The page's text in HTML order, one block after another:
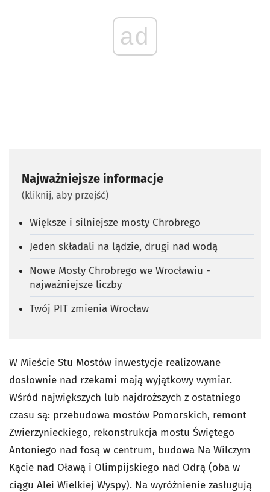
ad
Najważniejsze informacje
(kliknij, aby przejść)
Większe i silniejsze mosty Chrobrego
Jeden składali na lądzie, drugi nad wodą
Nowe Mosty Chrobrego we Wrocławiu -
najważniejsze liczby
Twój PIT zmienia Wrocław
W Mieście Stu Mostów inwestycje realizowane
dosłownie nad rzekami mają wyjątkowy wymiar.
Wśród największych lub najdroższych z ostatniego
czasu są: przebudowa mostów Pomorskich, remont
Zwierzynieckiego, rekonstrukcja mostu Świętego
Antoniego nad fosą w centrum, budowa Na Wilczym
Kącie nad Oławą i Olimpijskiego nad Odrą (oba w
ciągu Alei Wielkiej Wyspy). Na wyróżnienie zasługują